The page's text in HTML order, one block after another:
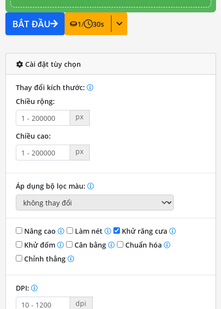
BẮT ĐẦU 1/ 30s
Cài đặt tùy chọn
Thay đổi kích thước:
Chiều rộng:
px
Chiều cao:
px
Áp dụng bộ lọc màu:
Nâng cao Làm nét
Khử răng cưa
Khử đốm
Cân bằng
Chuẩn hóa
Chỉnh thẳng
DPI:
dpi